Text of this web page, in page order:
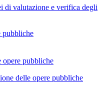
di valutazione e verifica degli
pubbliche
pubbliche
delle opere pubbliche